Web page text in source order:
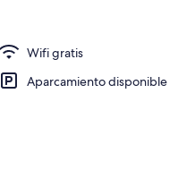
Habitación doble | Colchones Select
Wifi gratis
Aparcamiento disponible